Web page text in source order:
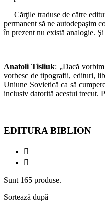
Cărţile traduse de către
permanent să ne autodepaşim
în prezent nu există analogie.
Anatoli Tisliuk: „Dacă
vorbesc de tipografii, edituri,
Uniune Sovietică ca să
inclusiv datorită acestui trecut.
EDITURA BIBLION


Sunt 165 produse.
Sortează după